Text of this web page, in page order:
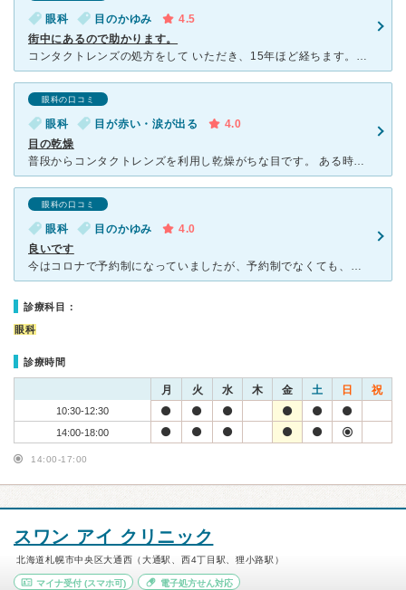
眼科 目のかゆみ
4.5
街中にあるので助かります。
コンタクトレンズの処方をして いただき、15年ほど経ちます。 札幌駅から大通り駅に移転し、 4プラとピヴォのすぐ側にあるので. 立地がとても良く、お出掛けついでに 立ち寄れるところが助か
眼科の口コミ
眼科 目が赤い・涙が出る
4.0
目の乾燥
普段からコンタクトレンズを利用し乾燥がちな目です。 ある時乾燥なのかなんなのか、涙が止まらず目の違和感が収まらない日が続いていてこちらの病院を受診しました。 病院ぽい雰囲気はなくコンタクト購入で来
眼科の口コミ
眼科 目のかゆみ
4.0
良いです
今はコロナで予約制になっていましたが、予約制でなくても、あまり混んでる状況にあったことはありませんし、会計までもとても早いです。女性の先生で、威圧感もなく柔らかい雰囲気の先生ですし、説明も分かりやすい
診療科目：
眼科
診療時間
月 火 水 木 金 土 日 祝
10:30-12:30
14:00-18:00
14:00-17:00
スワン アイ クリニック
北海道札幌市中央区大通西（大通駅、西4丁目駅、狸小路駅）
マイナ受付 (スマホ可) 電子処方せん対応